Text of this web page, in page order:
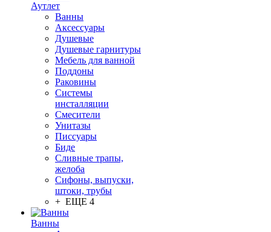
Аутлет
Ванны
Аксессуары
Душевые
Душевые гарнитуры
Мебель для ванной
Поддоны
Раковины
Системы
инсталляции
Смесители
Унитазы
Писсуары
Биде
Сливные трапы,
желоба
Сифоны, выпуски,
штоки, трубы
+ ЕЩЕ 4
Ванны